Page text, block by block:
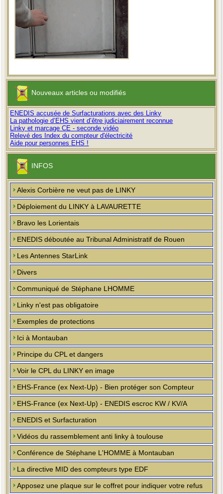
Nouveaux articles ou modifiés
ENEDIS accusée de Surfacturations avec des Linky
La pathologie d’EHS vient d’être judiciairement reconnue
Linky et marcage CE - seconde vidéo
Relevé des Index du compteur d'électricité
Aide pour personnes EHS !
INFOS
Alexis Corbière ne veut pas de LINKY
Déploiement du LINKY à LAVAURETTE
Bravo les Lorientais
ENEDIS déboutée au Tribunal Administratif de Rouen
Les Antennes StarLink
Divers
Communiqué de Stéphane LHOMME
Linky n'est pas obligatoire
Exemples de protections
Ici à Montauban
Principe du CPL et dangers
Voir le CPL du LINKY en image
EHS-France (ex Next-Up) - Bien protéger son Compteur
EHS-France (ex Next-Up) - ENEDIS escroc KW / KV/A
ENEDIS et Surfacturation
Vidéos du rassemblement anti linky à toulouse
Conférence de Stéphane L'HOMME à Montauban
La directive MID des compteurs type EDF
Apposez une plaque sur le coffret pour indiquer votre refus